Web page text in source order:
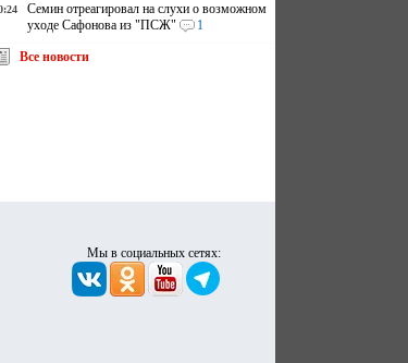
Семин отреагировал на слухи о возможном
уходе Сафонова из "ПСЖ"
1
Все новости
Мы в социальных сетях: